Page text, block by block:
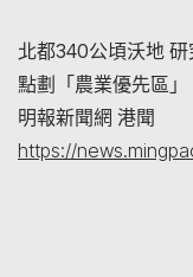
北都340公頃沃地
點劃「農業優先區」
明報新聞網 港聞
https://